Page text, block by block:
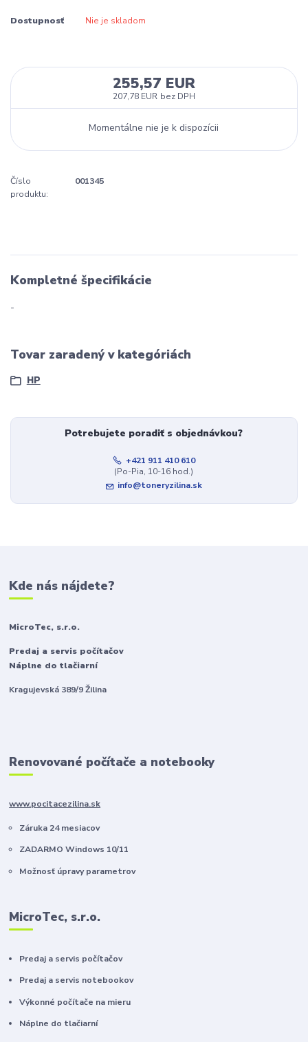
Dostupnosť Nie je skladom
255,57 EUR
207,78 EUR bez DPH
Momentálne nie je k dispozícii
Číslo
produktu:
001345
Kompletné špecifikácie
-
Tovar zaradený v kategóriách
HP
Potrebujete poradiť s objednávkou?
+421 911 410 610
(Po-Pia, 10-16 hod.)
info@toneryzilina.sk
Kde nás nájdete?
MicroTec, s.r.o.
Predaj a servis počítačov
Náplne do tlačiarní
Kragujevská 389/9 Žilina
Renovované počítače a notebooky
www.pocitacezilina.sk
Záruka 24 mesiacov
ZADARMO Windows 10/11
Možnosť úpravy parametrov
MicroTec, s.r.o.
Predaj a servis počítačov
Predaj a servis notebookov
Výkonné počítače na mieru
Náplne do tlačiarní